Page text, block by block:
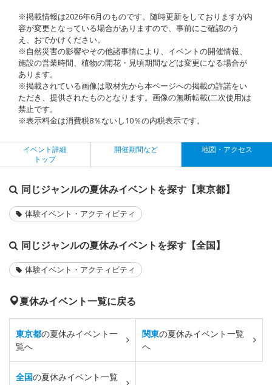
※掲載情報は2026年6月のものです。随時更新をしておりますが内
容が変更となっている場合がありますので、事前にご確認のう
え、おでかけください。
※自然災害の影響やその他諸事情により、イベントの開催情報、
施設の営業時間、植物の開花・見頃期間などは変更になる場合が
あります。
※掲載されている画像は取材先から本ページへの掲載の許諾をい
ただき、提供されたものとなります。画像の無断転載(二次使用)は
禁止です。
※表示料金は消費税8％ないし10％の内税表示です。
イベント詳細
トップ
開催期間など 地図・アクセス
同じジャンルの夏休みイベントを探す【東京都】
体験イベント・アクティビティ
同じジャンルの夏休みイベントを探す【全国】
体験イベント・アクティビティ
夏休みイベント一覧に戻る
東京都の夏休みイベント一
覧へ
関東の夏休みイベント一覧
へ
全国の夏休みイベント一覧